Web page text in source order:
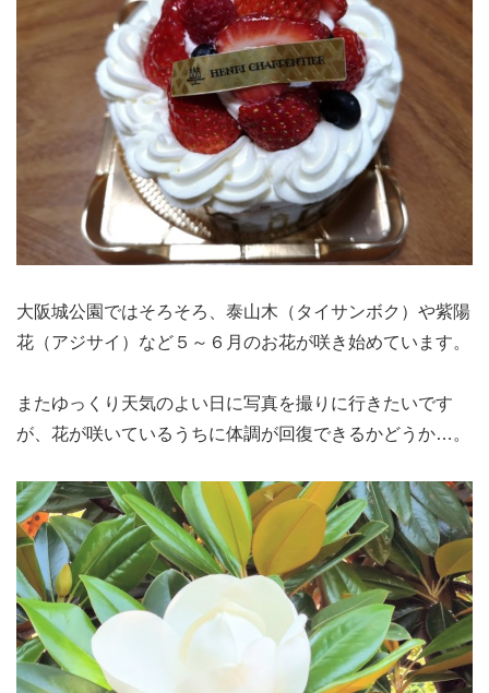
大阪城公園ではそろそろ、泰山木（タイサンボク）や紫陽
花（アジサイ）など５～６月のお花が咲き始めています。
またゆっくり天気のよい日に写真を撮りに行きたいです
が、花が咲いているうちに体調が回復できるかどうか…。